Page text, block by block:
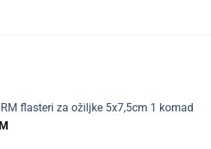
flasteri za ožiljke 5x7,5cm 1 komad